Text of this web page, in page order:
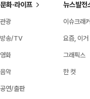
문화·라이프
관광
방송/TV
영화
음악
공연/출판
뉴스발전
이슈크래커
요즘, 이거
그래픽스
한 컷